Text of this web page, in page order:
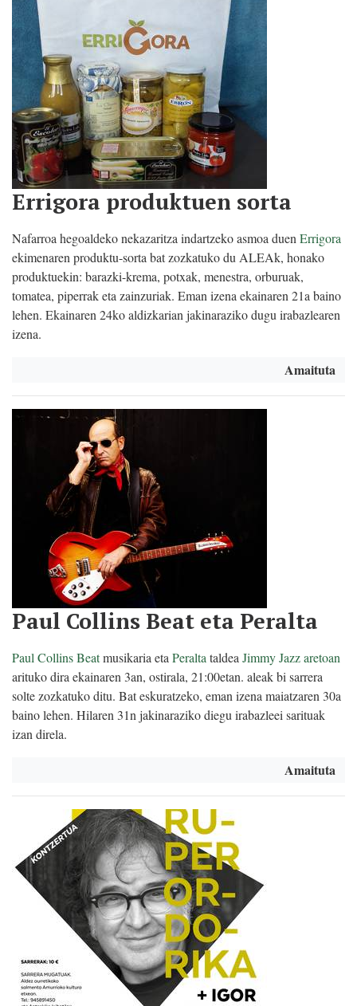
Errigora produktuen sorta
Nafarroa hegoaldeko nekazaritza indartzeko asmoa duen Errigora
ekimenaren produktu-sorta bat zozkatuko du ALEAk, honako
produktuekin: barazki-krema, potxak, menestra, orburuak,
tomatea, piperrak eta zainzuriak. Eman izena ekainaren 21a baino
lehen. Ekainaren 24ko aldizkarian jakinaraziko dugu irabazlearen
izena.
Amaituta
Paul Collins Beat eta Peralta
Paul Collins Beatmusikaria eta Peralta taldea Jimmy Jazz aretoan
arituko dira ekainaren 3an, ostirala, 21:00etan. aleak bi sarrera
solte zozkatuko ditu. Bat eskuratzeko, eman izena maiatzaren 30a
baino lehen. Hilaren 31n jakinaraziko diegu irabazleei sarituak
izan direla.
Amaituta